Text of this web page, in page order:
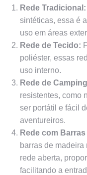
Rede Tradicional:
sintéticas, essa é
uso em áreas
Rede de Tecido:
poliéster, essas
uso interno.
Rede de
resistentes, como
ser portátil e fácil
aventureiros.
Rede com
barras de
rede aberta,
facilitando a